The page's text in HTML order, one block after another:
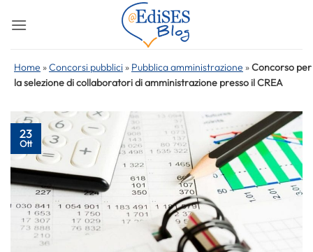
Home »Concorsi pubblici » Pubblica amministrazione »Concorso per
la selezione di collaboratori di amministrazione presso il CREA
23
Ott